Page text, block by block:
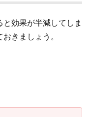
効果が半減してしま
きましょう。